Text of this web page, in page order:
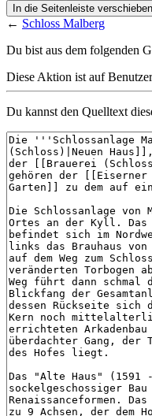
In die Seitenleiste verschieben
← Schloss Malberg
Du bist aus dem folgenden
Diese Aktion ist auf
Du kannst den Quelltext